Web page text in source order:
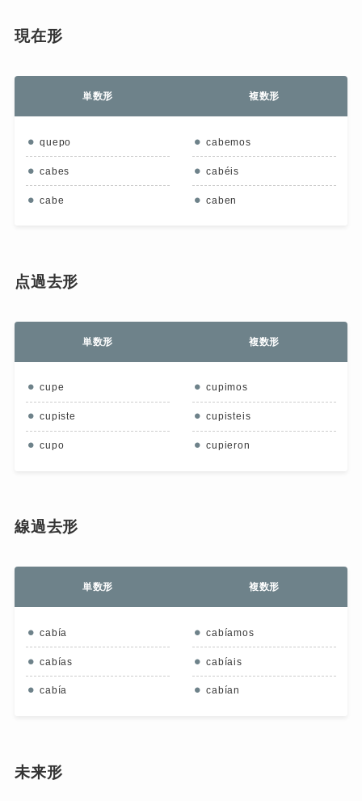
現在形
単数形 複数形
quepo
cabes
cabe
cabemos
cabéis
caben
点過去形
単数形 複数形
cupe
cupiste
cupo
cupimos
cupisteis
cupieron
線過去形
単数形 複数形
cabía
cabías
cabía
cabíamos
cabíais
cabían
未来形